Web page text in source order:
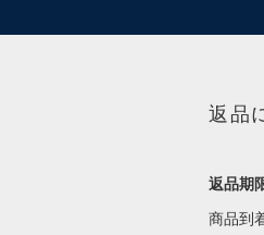
返品
返品期
商品到